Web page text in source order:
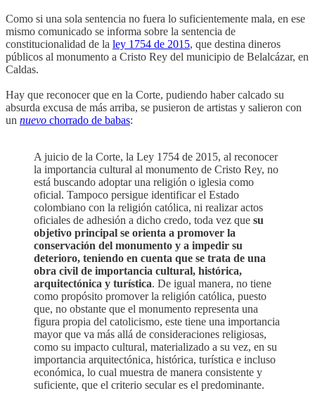
Como si una sola sentencia no fuera lo suficientemente mala, en ese
mismo comunicado se informa sobre la sentencia de
constitucionalidad de la ley 1754 de 2015, que destina dineros
públicos al monumento a Cristo Rey del municipio de Belalcázar, en
Caldas.
Hay que reconocer que en la Corte, pudiendo haber calcado su
absurda excusa de más arriba, se pusieron de artistas y salieron con
un nuevo chorrado de babas:
A juicio de la Corte, la Ley 1754 de 2015, al reconocer
la importancia cultural al monumento de Cristo Rey, no
está buscando adoptar una religión o iglesia como
oficial. Tampoco persigue identificar el Estado
colombiano con la religión católica, ni realizar actos
oficiales de adhesión a dicho credo, toda vez que su
objetivo principal se orienta a promover la
conservación del monumento y a impedir su
deterioro, teniendo en cuenta que se trata de una
obra civil de importancia cultural, histórica,
arquitectónica y turística. De igual manera, no tiene
como propósito promover la religión católica, puesto
que, no obstante que el monumento representa una
figura propia del catolicismo, este tiene una importancia
mayor que va más allá de consideraciones religiosas,
como su impacto cultural, materializado a su vez, en su
importancia arquitectónica, histórica, turística e incluso
económica, lo cual muestra de manera consistente y
suficiente, que el criterio secular es el predominante.